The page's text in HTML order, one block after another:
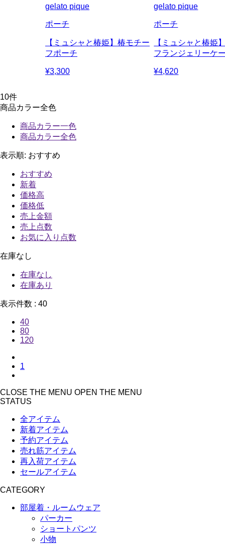
gelato pique
ポーチ
【ミュシャと椿姫】椿モチー
フポーチ
¥3,300
gelato pique
ポーチ
【ミュシャと椿姫
フランジェリーケ
¥4,620
10件
商品カラー全色
商品カラー一色
商品カラー全色
表示順: おすすめ
おすすめ
新着
価格高
価格低
売上金額
売上点数
お気に入り点数
在庫なし
在庫なし
在庫あり
表示件数 : 40
40
80
120
1
CLOSE THE MENU OPEN THE MENU
STATUS
全アイテム
新着アイテム
予約アイテム
売れ筋アイテム
再入荷アイテム
セールアイテム
CATEGORY
部屋着・ルームウェア
パーカー
ショートパンツ
小物